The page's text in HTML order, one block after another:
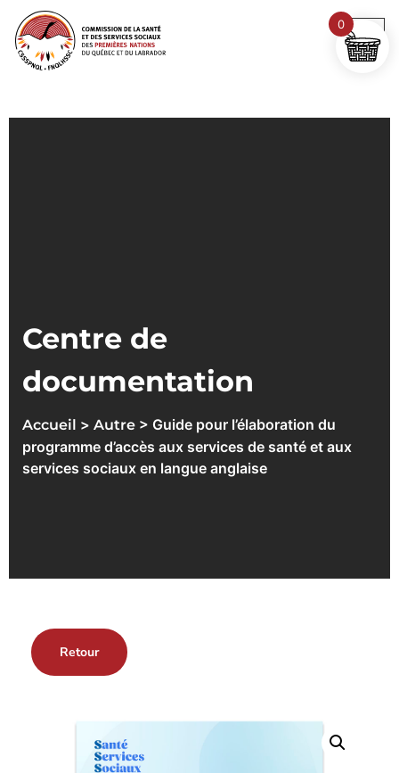
Centre de
documentation
Accueil > Autre > Guide pour l’élaboration du
programme d’accès aux services de santé et aux
services sociaux en langue anglaise
Retour
0